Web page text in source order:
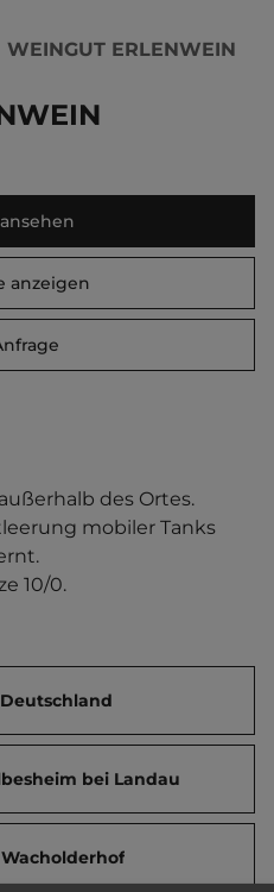
WEINGUT ERLENWEIN
anzeigen
des Ortes.
mobiler Tanks
10/0.
Deutschland
bei Landau
Wacholderhof